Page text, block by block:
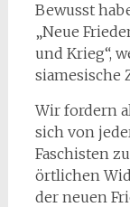
Bewusst
„Neue
und Krieg“,
siamesische
Wir fordern
sich von
Faschisten
örtlichen
der neuen